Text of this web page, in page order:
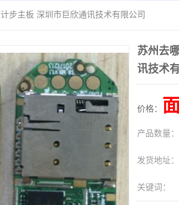
步主板 深圳市巨欣通讯技术有限公司
苏州去
讯技术
价格：
产品数量：
发货地址：
关键词：